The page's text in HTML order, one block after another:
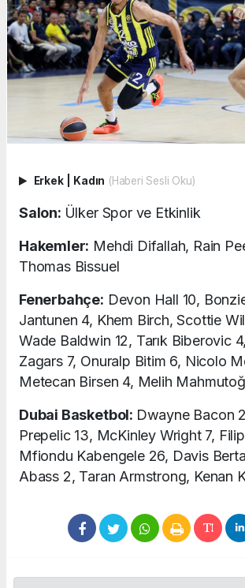
Erkek Kadın (Haberi Sesli Oku)
Salon: Ülker Spor ve Etkinlik
Hakemler: Mehdi Difallah, Rain
Thomas Bissuel
Fenerbahçe: Devon Hall 10,
Jantunen 4, Khem Birch, Scottie
Wade Baldwin 12, Tarık Biberovic
Zagars 7, Onuralp Bitim 6, Nicolo
Metecan Birsen 4, Melih
Dubai Basketbol: Dwayne Bacon
Prepelic 13, McKinley Wright 7,
Mfiondu Kabengele 26, Davis
Abass 2, Taran Armstrong, Kenan